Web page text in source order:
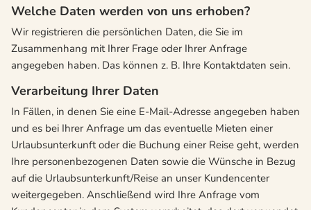
Welche Daten werden von uns erhoben?
Wir registrieren die persönlichen Daten, die Sie im
Zusammenhang mit Ihrer Frage oder Ihrer Anfrage
angegeben haben. Das können z. B. Ihre Kontaktdaten sein.
Verarbeitung Ihrer Daten
In Fällen, in denen Sie eine E-Mail-Adresse angegeben haben
und es bei Ihrer Anfrage um das eventuelle Mieten einer
Urlaubsunterkunft oder die Buchung einer Reise geht, werden
Ihre personenbezogenen Daten sowie die Wünsche in Bezug
auf die Urlaubsunterkunft/Reise an unser Kundencenter
weitergegeben. Anschließend wird Ihre Anfrage vom